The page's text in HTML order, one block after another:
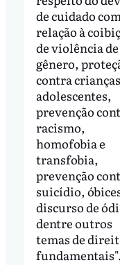
de cuidado
relação à
de violência de
gênero,
contra
adolescentes,
prevenção
racismo,
homofobia e
transfobia,
prevenção
suicídio,
discurso de
dentre outros
temas de
fundamentais".